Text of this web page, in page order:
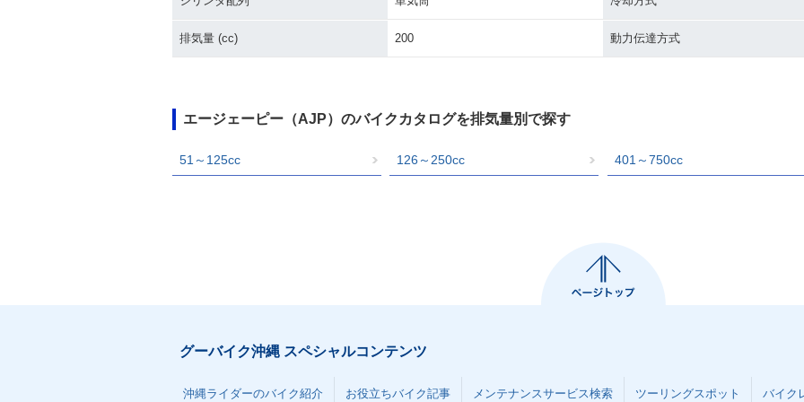
排気量 (cc) 200 動力伝達方式
エージェーピー（AJP）のバイクカタログを排気量別で探す
51～125cc 126～250cc 401～750cc
グーバイク沖縄 スペシャルコンテンツ
沖縄ライダーのバイク紹介 お役立ちバイク記事 メンテナンスサービス検索 ツーリングスポット バイク